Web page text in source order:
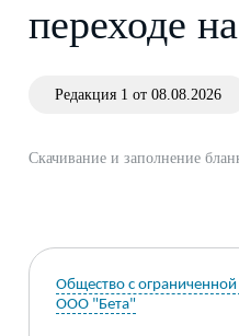
переходе
Редакция 1 от 08.08.2026
Скачивание и заполнение
Общество с
ООО "Бета"